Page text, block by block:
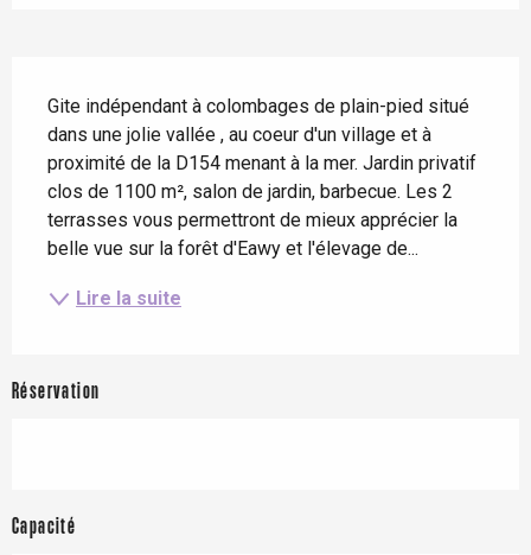
Gite indépendant à colombages de plain-pied situé
dans une jolie vallée , au coeur d'un village et à
proximité de la D154 menant à la mer. Jardin privatif
clos de 1100 m², salon de jardin, barbecue. Les 2
terrasses vous permettront de mieux apprécier la
belle vue sur la forêt d'Eawy et l'élevage de...
Lire la suite
Réservation
Capacité